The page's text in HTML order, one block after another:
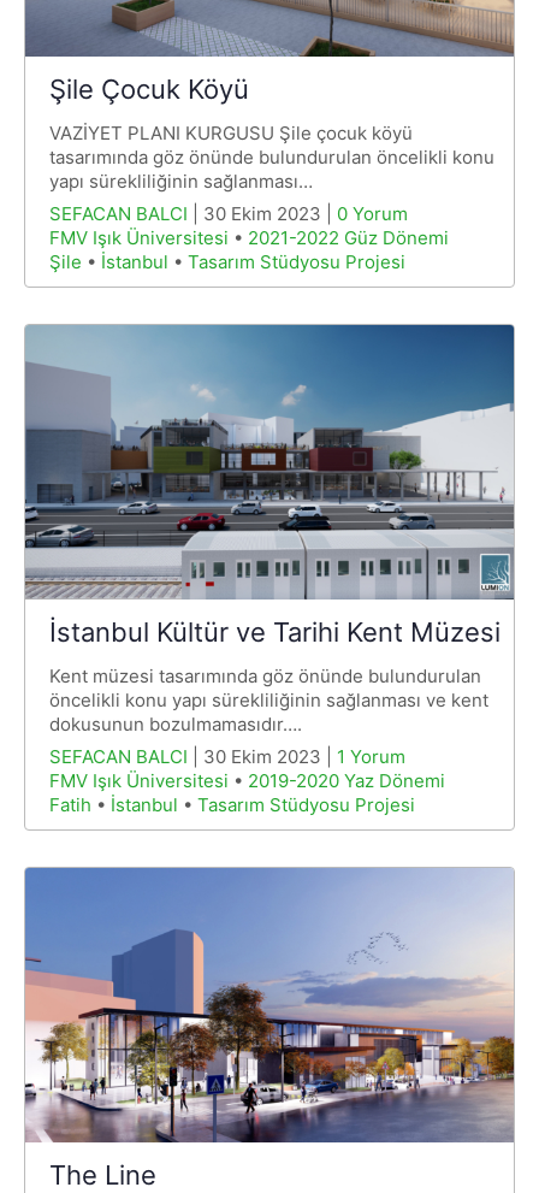
Şile Çocuk Köyü
VAZİYET PLANI KURGUSU Şile çocuk köyü
tasarımında göz önünde bulundurulan öncelikli konu
yapı sürekliliğinin sağlanması…
SEFACAN BALCI | 30 Ekim 2023 | 0 Yorum
FMV Işık Üniversitesi • 2021-2022 Güz Dönemi
Şile • İstanbul • Tasarım Stüdyosu Projesi
İstanbul Kültür ve Tarihi Kent Müzesi
Kent müzesi tasarımında göz önünde bulundurulan
öncelikli konu yapı sürekliliğinin sağlanması ve kent
dokusunun bozulmamasıdır….
SEFACAN BALCI | 30 Ekim 2023 | 1 Yorum
FMV Işık Üniversitesi • 2019-2020 Yaz Dönemi
Fatih • İstanbul • Tasarım Stüdyosu Projesi
The Line